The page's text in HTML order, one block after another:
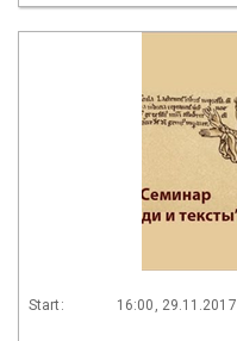
Start: 16:00, 29.11.2017